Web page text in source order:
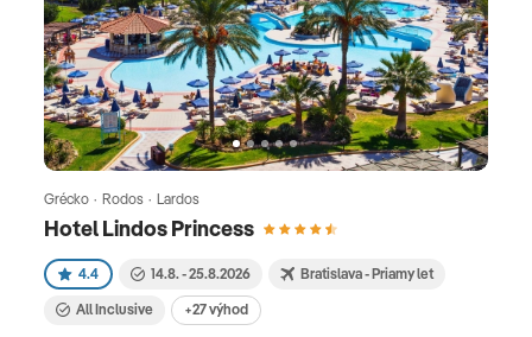
Hotel Lindos Princess
Grécko · Rodos · Lardos
4.4 14.8. - 25.8.2026 Bratislava - Priamy let
All Inclusive +27 výhod